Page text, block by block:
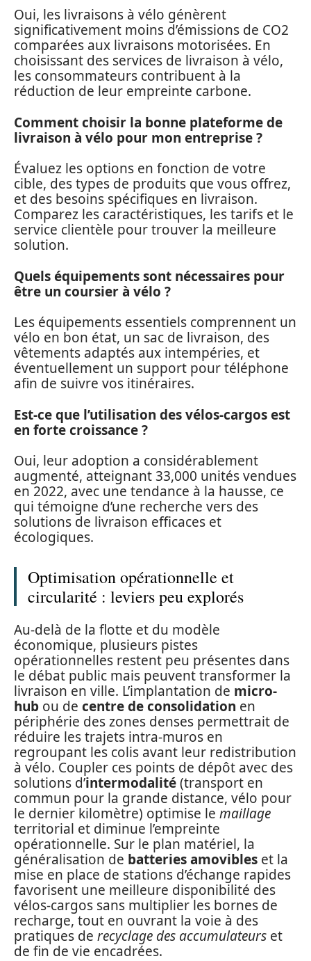
Oui, les livraisons à vélo génèrent
significativement moins d’émissions de CO2
comparées aux livraisons motorisées. En
choisissant des services de livraison à vélo,
les consommateurs contribuent à la
réduction de leur empreinte carbone.
Comment choisir la bonne plateforme de
livraison à vélo pour mon entreprise ?
Évaluez les options en fonction de votre
cible, des types de produits que vous offrez,
et des besoins spécifiques en livraison.
Comparez les caractéristiques, les tarifs et le
service clientèle pour trouver la meilleure
solution.
Quels équipements sont nécessaires pour
être un coursier à vélo ?
Les équipements essentiels comprennent un
vélo en bon état, un sac de livraison, des
vêtements adaptés aux intempéries, et
éventuellement un support pour téléphone
afin de suivre vos itinéraires.
Est-ce que l’utilisation des vélos-cargos est
en forte croissance ?
Oui, leur adoption a considérablement
augmenté, atteignant 33,000 unités vendues
en 2022, avec une tendance à la hausse, ce
qui témoigne d’une recherche vers des
solutions de livraison efficaces et
écologiques.
Optimisation opérationnelle et
circularité : leviers peu explorés
Au-delà de la flotte et du modèle
économique, plusieurs pistes
opérationnelles restent peu présentes dans
le débat public mais peuvent transformer la
livraison en ville. L’implantation de micro-
hub ou de centre de consolidation en
périphérie des zones denses permettrait de
réduire les trajets intra-muros en
regroupant les colis avant leur redistribution
à vélo. Coupler ces points de dépôt avec des
solutions d’intermodalité(transport en
commun pour la grande distance, vélo pour
le dernier kilomètre) optimise le maillage
territorial et diminue l’empreinte
opérationnelle. Sur le plan matériel, la
généralisation de batteries amovibles et la
mise en place de stations d’échange rapides
favorisent une meilleure disponibilité des
vélos-cargos sans multiplier les bornes de
recharge, tout en ouvrant la voie à des
pratiques de recyclage des accumulateurs et
de fin de vie encadrées.